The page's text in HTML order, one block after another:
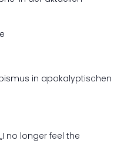
in apokalyptischen
no longer feel the